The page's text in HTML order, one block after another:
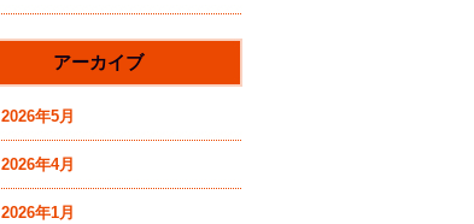
をどうぞ (うどんメニューありま
す)
アーカイブ
2026年5月
2026年4月
2026年1月